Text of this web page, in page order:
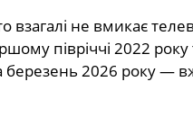
взагалі не вмикає
півріччі 2022 року
березень 2026 року —